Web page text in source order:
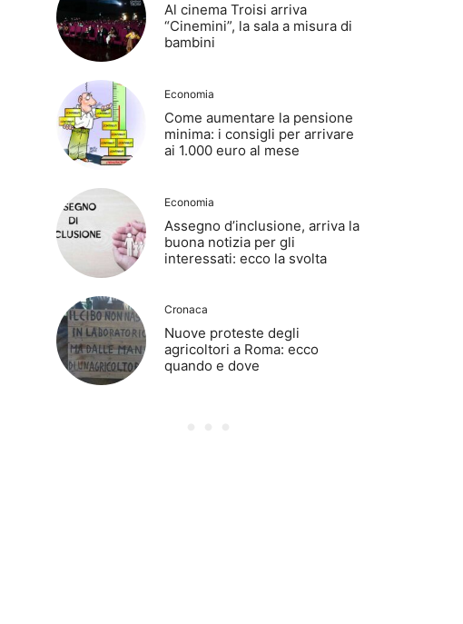
Al cinema Troisi arriva
“Cinemini”, la sala a misura di
bambini
Economia
Come aumentare la pensione
minima: i consigli per arrivare
ai 1.000 euro al mese
Economia
Assegno d’inclusione, arriva la
buona notizia per gli
interessati: ecco la svolta
Cronaca
Nuove proteste degli
agricoltori a Roma: ecco
quando e dove